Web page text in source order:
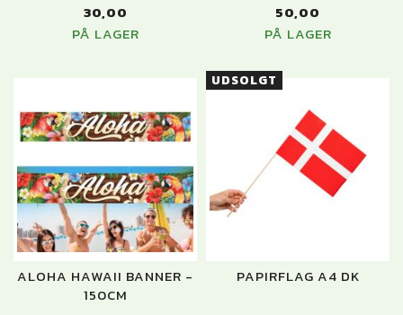
30,00
PÅ LAGER
50,00
PÅ LAGER
ALOHA HAWAII BANNER -
150CM
UDSOLGT
PAPIRFLAG A4 DK